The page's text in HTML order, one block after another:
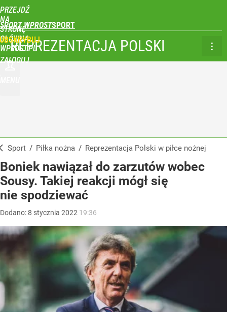
PRZEJDŹ
NA
STRONĘ
GŁÓWNĄ
WPROST.PL
SPORT WPROST
ZALOGUJ
REPREZENTACJA POLSKI
Sport / Piłka nożna / Reprezentacja Polski w piłce nożnej
Boniek nawiązał do zarzutów wobec
Sousy. Takiej reakcji mógł się
nie spodziewać
Dodano:8 stycznia 2022 19:36